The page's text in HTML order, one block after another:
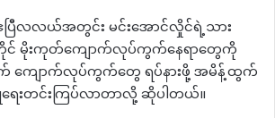
ပြီလလယ်အတွင်း မင်းအောင်လှိုင်ရဲ့သား
မိုးကုတ်ကျောက်လုပ်ကွက်နေရာတွေကို
က် ကျောက်လုပ်ကွက်တွေ ရပ်နားဖို့ အမိန့်ထွက်
ေးတင်းကြပ်လာတာလို့ ဆိုပါတယ်။